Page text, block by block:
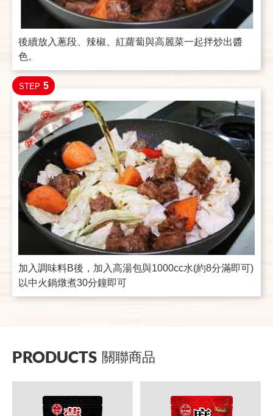
後續放入蔥段、辣椒、紅蘿蔔與高麗菜一起拌炒出醬
色。
STEP 5
加入調味料B後，加入高湯包與1000cc水(約8分滿即可)
以中火鍋燉煮30分鐘即可
PRODUCTS 關聯商品